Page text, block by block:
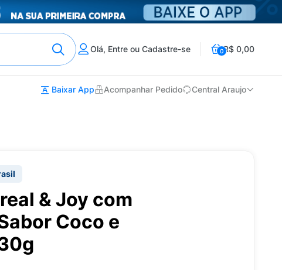
Olá, Entre ou Cadastre-se 0R$ 0,00
Baixar App Acompanhar Pedido Central Araujo
& Joy com
Coco e